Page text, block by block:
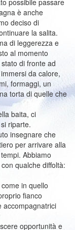
possibile passare
è anche
deciso di
la salita.
di leggerezza e
al momento
di fronte ad
da calore,
formaggi, un
torta di quelle che
baita, ci
riparte.
insegnare che
per arrivare alla
Abbiamo
qualche diffoltà:
in quello
fianco
accompagnatrici
opportunità e